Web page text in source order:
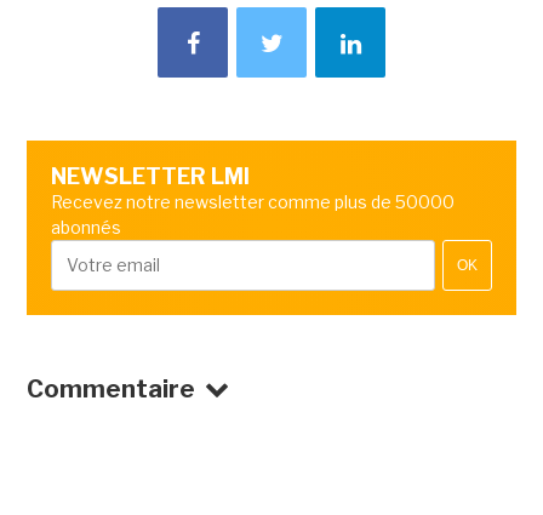
NEWSLETTER LMI
Recevez notre newsletter comme plus de 50000
abonnés
OK
Commentaire